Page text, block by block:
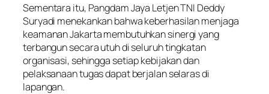
Sementara itu, Pangdam Jaya Letjen TNI Deddy
Suryadi menekankan bahwa keberhasilan menjaga
keamanan Jakarta membutuhkan sinergi yang
terbangun secara utuh di seluruh tingkatan
organisasi, sehingga setiap kebijakan dan
pelaksanaan tugas dapat berjalan selaras di
lapangan.